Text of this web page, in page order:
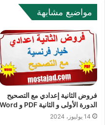
مواضيع مشابهة
فروض الثانية إعدادي مع التصحيح
الدورة الأولى و الثانية PDF و Word
14 يوليوز، 2024